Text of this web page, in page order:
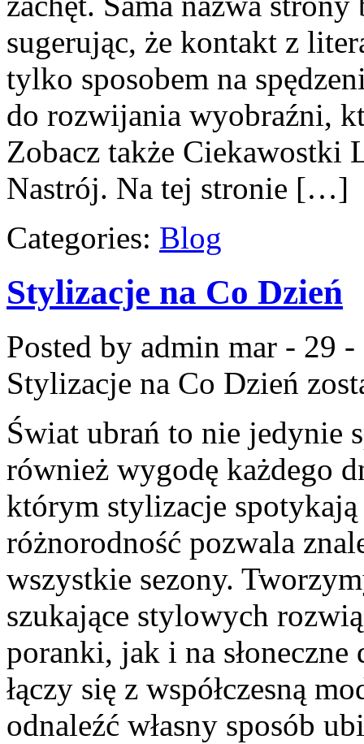
sugerując, że kontakt z
tylko sposobem na
do rozwijania wyobraźni,
Zobacz także Ciekawostki
Nastrój. Na tej stronie […]
Categories: Blog
Stylizacje na Co Dzień
Posted by admin mar - 29 -
Stylizacje na Co Dzień
Świat ubrań to nie jedynie
również wygodę każdego
którym stylizacje
różnorodność pozwala
wszystkie sezony.
szukające stylowych
poranki, jak i na
łączy się z współczesną
odnaleźć własny sposób